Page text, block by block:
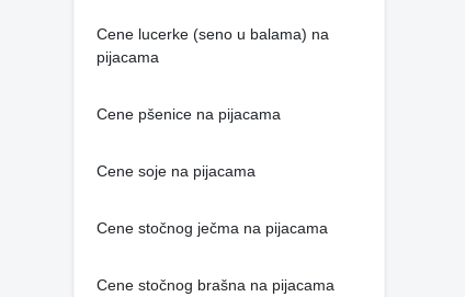
Cene lucerke (seno u balama) na
pijacama
Cene pšenice na pijacama
Cene soje na pijacama
Cene stočnog ječma na pijacama
Cene stočnog brašna na pijacama